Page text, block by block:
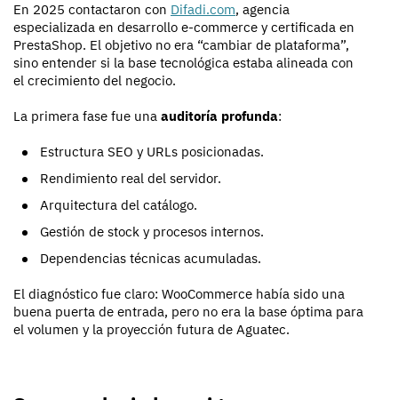
En 2025 contactaron con Difadi.com, agencia
especializada en desarrollo e-commerce y certificada en
PrestaShop. El objetivo no era “cambiar de plataforma”,
sino entender si la base tecnológica estaba alineada con
el crecimiento del negocio.
La primera fase fue una auditoría profunda:
Estructura SEO y URLs posicionadas.
Rendimiento real del servidor.
Arquitectura del catálogo.
Gestión de stock y procesos internos.
Dependencias técnicas acumuladas.
El diagnóstico fue claro: WooCommerce había sido una
buena puerta de entrada, pero no era la base óptima para
el volumen y la proyección futura de Aguatec.